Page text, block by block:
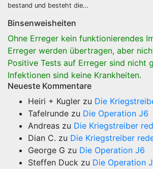
bestand und besteht die…
Binsenweisheiten
Ohne Erreger kein funktionierendes
Erreger werden übertragen, aber
Positive Tests auf Erreger sind nicht
Infektionen sind keine Krankheiten.
Neueste Kommentare
Heiri + Kugler zu Die
Tafelrunde zu Die Operation J6
Andreas zu Die Kriegstreiber
Dian C. zu Die Kriegstreiber
George G zu Die Operation J6
Steffen Duck zu Die Operation